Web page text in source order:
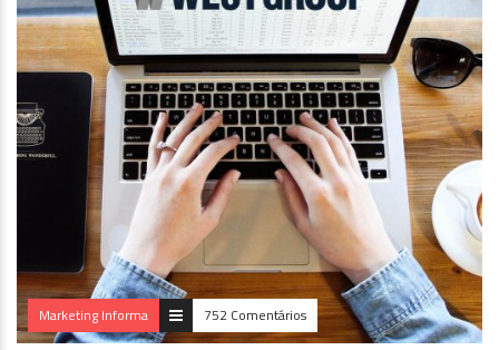
Marketing Informa 752 Comentários